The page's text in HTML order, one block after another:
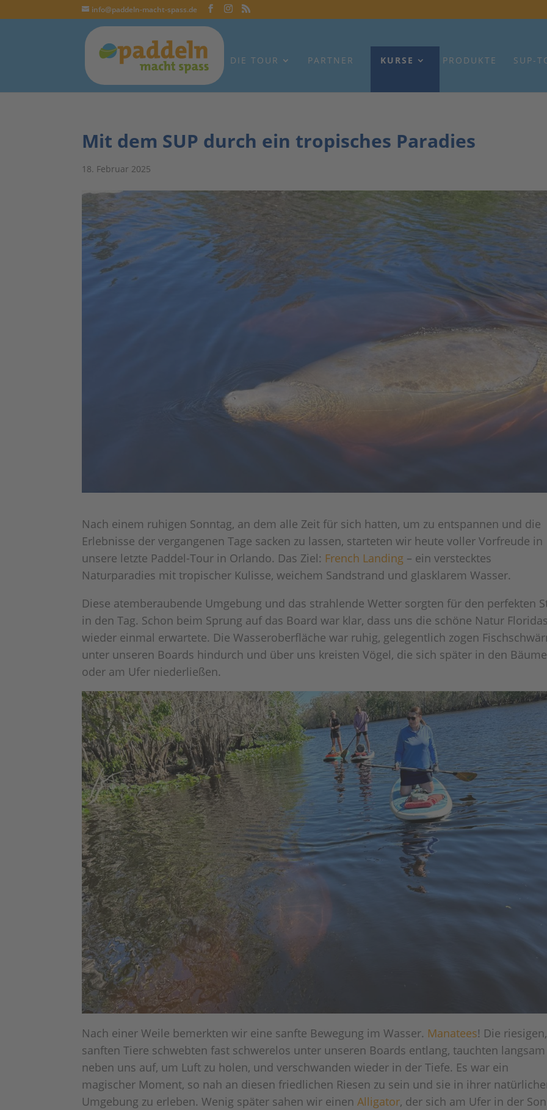
info@paddeln-macht-spass.de
DIE TOUR PARTNER KURSE PRODUKTE SUP-
Mit dem SUP durch ein tropisches Paradies
18. Februar 2025
Nach einem ruhigen Sonntag, an dem alle Zeit für sich hatten, um zu entspannen und die
Erlebnisse der vergangenen Tage sacken zu lassen, starteten wir heute voller Vorfreude in
unsere letzte Paddel-Tour in Orlando. Das Ziel: French Landing – ein verstecktes
Naturparadies mit tropischer Kulisse, weichem Sandstrand und glasklarem Wasser.
Diese atemberaubende Umgebung und das strahlende Wetter sorgten für den perfekten
in den Tag. Schon beim Sprung auf das Board war klar, dass uns die schöne Natur
wieder einmal erwartete. Die Wasseroberfläche war ruhig, gelegentlich zogen
unter unseren Boards hindurch und über uns kreisten Vögel, die sich später in den
oder am Ufer niederließen.
Nach einer Weile bemerkten wir eine sanfte Bewegung im Wasser. Manatees! Die riesigen,
sanften Tiere schwebten fast schwerelos unter unseren Boards entlang, tauchten langsam
neben uns auf, um Luft zu holen, und verschwanden wieder in der Tiefe. Es war ein
magischer Moment, so nah an diesen friedlichen Riesen zu sein und sie in ihrer
Umgebung zu erleben. Wenig später sahen wir einenAlligator, der sich am Ufer in der